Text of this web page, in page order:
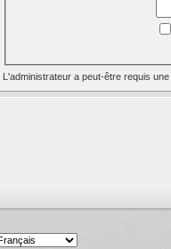
L'administrateur a peut-être requis une